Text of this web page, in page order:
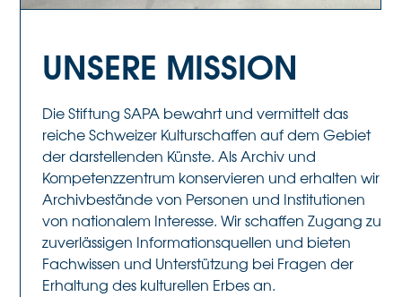
UNSERE MISSION
Die Stiftung SAPA bewahrt und vermittelt das
reiche Schweizer Kulturschaffen auf dem Gebiet
der darstellenden Künste. Als Archiv und
Kompetenzzentrum konservieren und erhalten wir
Archivbestände von Personen und Institutionen
von nationalem Interesse. Wir schaffen Zugang zu
zuverlässigen Informationsquellen und bieten
Fachwissen und Unterstützung bei Fragen der
Erhaltung des kulturellen Erbes an.